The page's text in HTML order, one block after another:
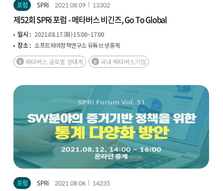
포럼 SPRi 2021.08.09 13302
제52회 SPRi 포럼 - 메타버스 비긴즈, Go To Global
일시 : 2021.08.17.(화) 15:00~17:00
장소 : 소프트웨어정책연구소 유튜브 생중계
메타버스 글로벌 생태계
국내 메타버스기업
포럼 SPRi 2021.08.06 14235